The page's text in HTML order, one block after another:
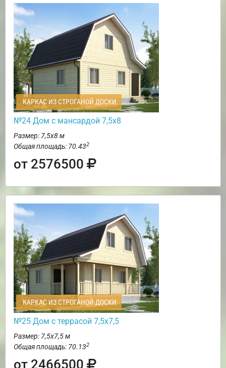
КАРКАС ИЗ СТРОГАНОЙ ДОСКИ
№24 Дом с мансардой 7,5х8
Размер: 7,5х8 м
Общая площадь: 70.432
от 2576500
КАРКАС ИЗ СТРОГАНОЙ ДОСКИ
№25 Дом с террасой 7,5х7,5
Размер: 7,5х7,5 м
Общая площадь: 70.132
от 2466500